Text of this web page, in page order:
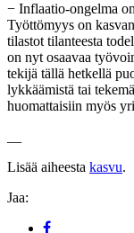
− Inflaatio-ongelma
Työttömyys on
tilastot tilanteesta
on nyt osaavaa
tekijä tällä hetkellä
lykkäämistä tai
huomattaisiin myös
Lisää aiheesta kasvu.
Jaa: